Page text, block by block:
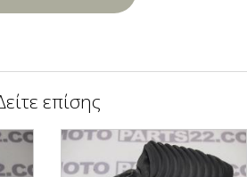
επίσης